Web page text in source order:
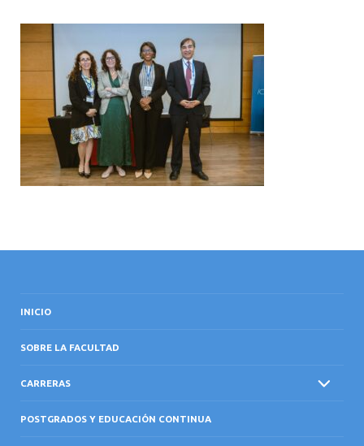
INTERNACIONAL
INICIO
SOBRE LA FACULTAD
CARRERAS
POSTGRADOS Y EDUCACIÓN CONTINUA